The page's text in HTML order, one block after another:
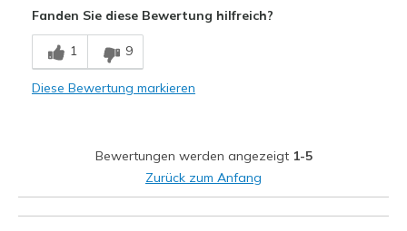
Stoßdämpfend
Geeignete Verwendung
Zum Ausgehen
Fanden Sie diese Bewertung hilfreich?
1 9
Diese Bewertung markieren
Bewertungen werden angezeigt 1-5
Zurück zum Anfang